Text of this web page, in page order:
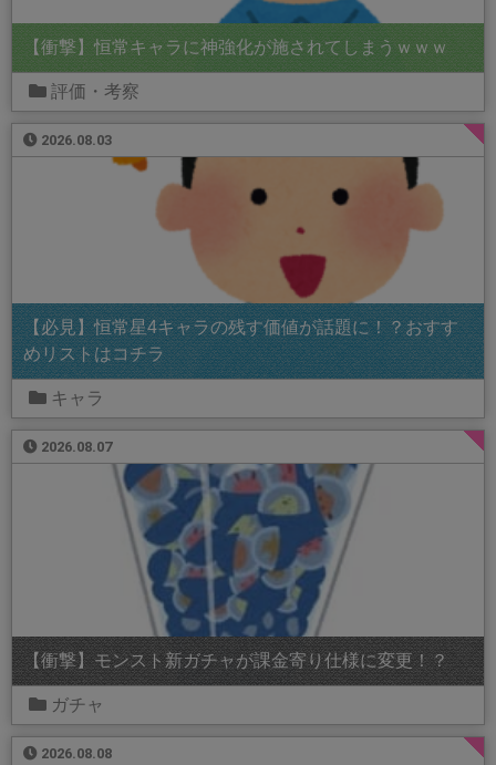
【衝撃】恒常キャラに神強化が施されてしまうｗｗｗ
評価・考察
2026.08.03
【必見】恒常星4キャラの残す価値が話題に！？おすす
めリストはコチラ
キャラ
2026.08.07
【衝撃】モンスト新ガチャが課金寄り仕様に変更！？
ガチャ
2026.08.08